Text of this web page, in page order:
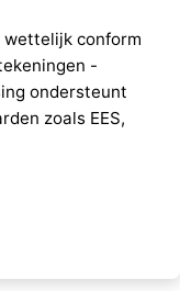
wettelijk conform
-
ondersteunt
zoals EES,